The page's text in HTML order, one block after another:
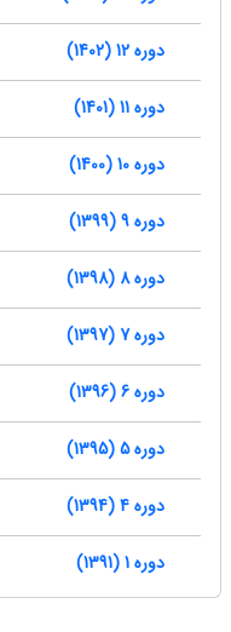
دوره 12 (1402)
دوره 11 (1401)
دوره 10 (1400)
دوره 9 (1399)
دوره 8 (1398)
دوره 7 (1397)
دوره 6 (1396)
دوره 5 (1395)
دوره 4 (1394)
دوره 1 (1391)